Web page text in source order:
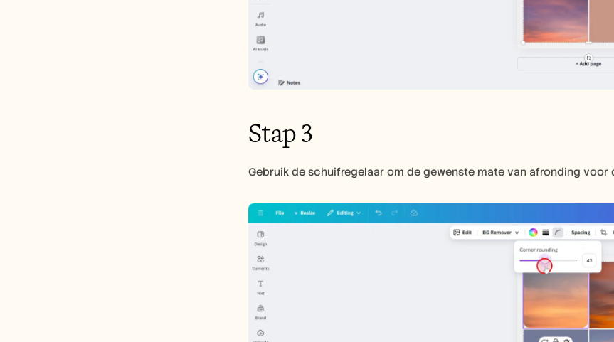
Stap 3
Gebruik de schuifregelaar om de gewenste mate van afronding voor